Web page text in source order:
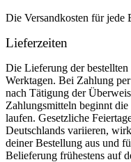
Die Versandkosten für jede
Lieferzeiten
Die Lieferung der
Werktagen. Bei Zahlung
nach Tätigung der
Zahlungsmitteln beginnt
laufen. Gesetzliche
Deutschlands variieren,
deiner Bestellung aus und
Belieferung frühestens auf